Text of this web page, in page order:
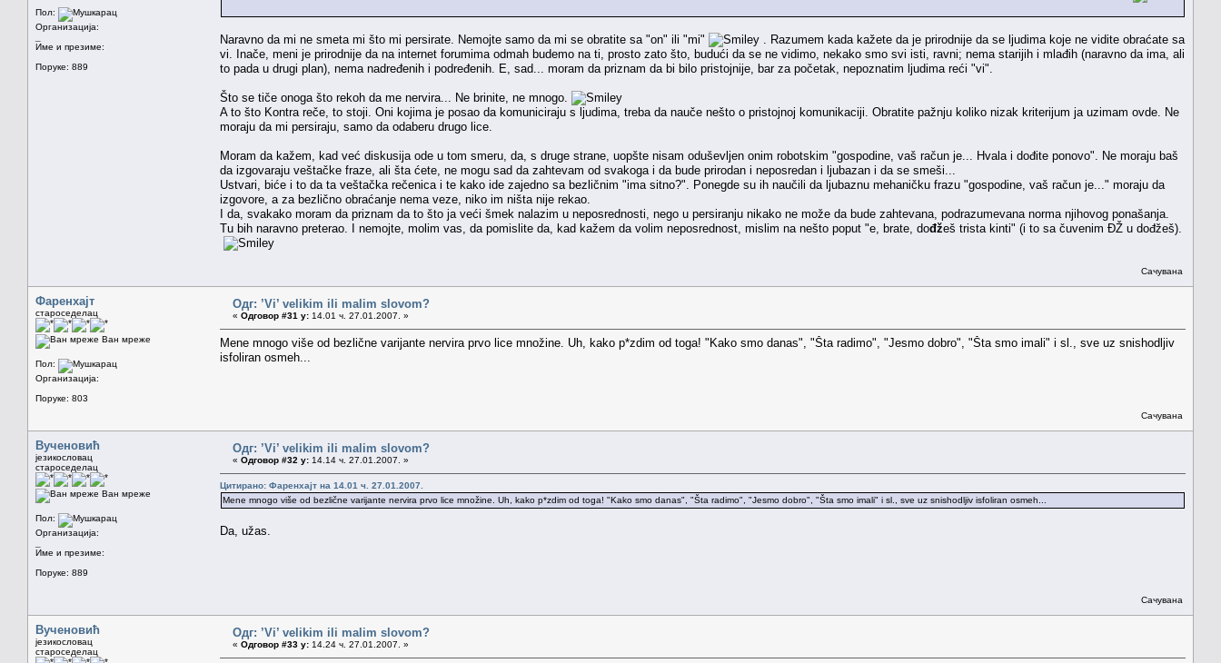
Пол:
Организација:
Име и презиме:
Поруке: 889
Naravno da mi ne smeta mi što mi persirate. Nemojte samo da mi se obratite sa "on" ili "mi"
. Razumem kada kažete da je prirodnije da se ljudima koje ne vidite obraćate sa
vi. Inače, meni je prirodnije da na internet forumima odmah budemo na ti, prosto zato što, budući da se ne vidimo, nekako smo svi isti, ravni; nema starijih i mlađih (naravno da ima, ali
to pada u drugi plan), nema nadređenih i podređenih. E, sad... moram da priznam da bi bilo pristojnije, bar za početak, nepoznatim ljudima reći "vi".
Što se tiče onoga što rekoh da me nervira... Ne brinite, ne mnogo.
A to što Kontra reče, to stoji. Oni kojima je posao da komuniciraju s ljudima, treba da nauče nešto o pristojnoj komunikaciji. Obratite pažnju koliko nizak kriterijum ja uzimam ovde. Ne
moraju da mi persiraju, samo da odaberu drugo lice.
Moram da kažem, kad već diskusija ode u tom smeru, da, s druge strane, uopšte nisam oduševljen onim robotskim "gospodine, vaš račun je... Hvala i dođite ponovo". Ne moraju baš
da izgovaraju veštačke fraze, ali šta ćete, ne mogu sad da zahtevam od svakoga i da bude prirodan i neposredan i ljubazan i da se smeši...
Ustvari, biće i to da ta veštačka rečenica i te kako ide zajedno sa bezličnim "ima sitno?". Ponegde su ih naučili da ljubaznu mehaničku frazu "gospodine, vaš račun je..." moraju da
izgovore, a za bezlično obraćanje nema veze, niko im ništa nije rekao.
I da, svakako moram da priznam da to što ja veći šmek nalazim u neposrednosti, nego u persiranju nikako ne može da bude zahtevana, podrazumevana norma njihovog ponašanja.
Tu bih naravno preterao. I nemojte, molim vas, da pomislite da, kad kažem da volim neposrednost, mislim na nešto poput "e, brate, dođžeš trista kinti" (i to sa čuvenim ĐŽ u dođžeš).
Сачувана
Фаренхајт
староседелац
Ван мреже
Пол:
Организација:
Поруке: 803
Одг: ’Vi’ velikim ili malim slovom?
« Одговор #31 у: 14.01 ч. 27.01.2007. »
Mene mnogo više od bezlične varijante nervira prvo lice množine. Uh, kako p*zdim od toga! "Kako smo danas", "Šta radimo", "Jesmo dobro", "Šta smo imali" i sl., sve uz snishodljiv
isfoliran osmeh...
Сачувана
Вученовић
језикословац
староседелац
Ван мреже
Пол:
Организација:
Име и презиме:
Поруке: 889
Одг: ’Vi’ velikim ili malim slovom?
« Одговор #32 у: 14.14 ч. 27.01.2007. »
Цитирано: Фаренхајт на 14.01 ч. 27.01.2007.
Mene mnogo više od bezlične varijante nervira prvo lice množine. Uh, kako p*zdim od toga! "Kako smo danas", "Šta radimo", "Jesmo dobro", "Šta smo imali" i sl., sve uz snishodljiv isfoliran osmeh...
Da, užas.
Сачувана
Вученовић
језикословац
староседелац
Одг: ’Vi’ velikim ili malim slovom?
« Одговор #33 у: 14.24 ч. 27.01.2007. »